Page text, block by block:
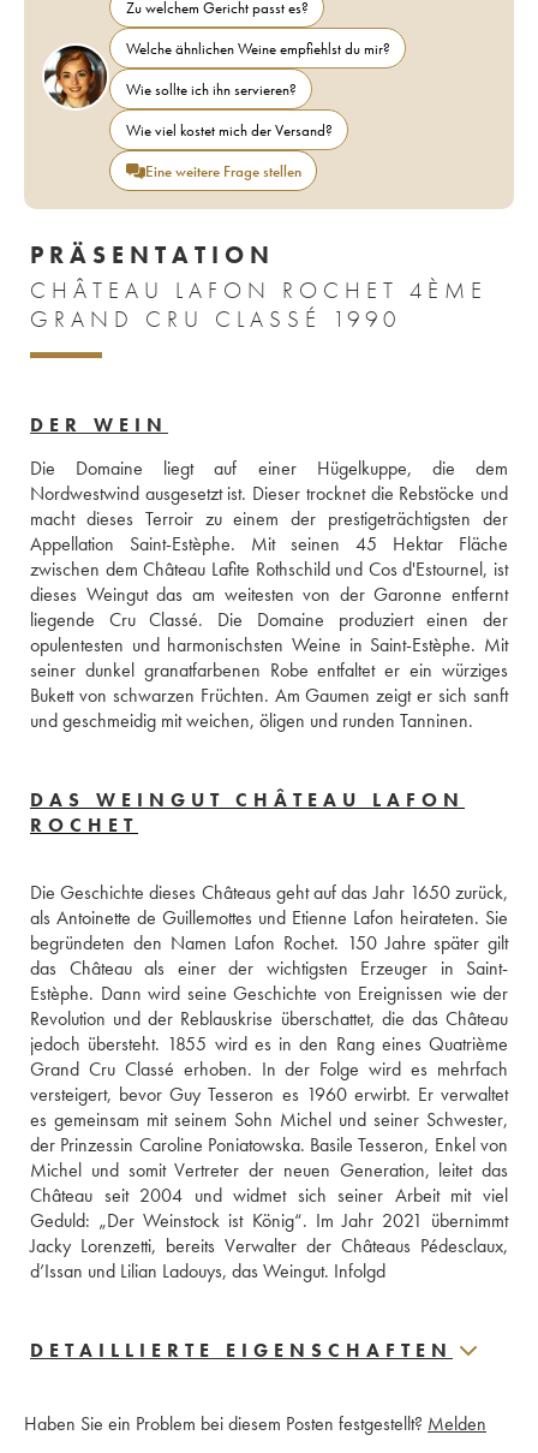
Zu welchem Gericht passt es?
Welche ähnlichen Weine empfiehlst du mir?
Wie sollte ich ihn servieren?
Wie viel kostet mich der Versand?
Eine weitere Frage stellen
PRÄSENTATION
CHÂTEAU LAFON ROCHET 4ÈME
GRAND CRU CLASSÉ 1990
DER WEIN
Die Domaine liegt auf einer Hügelkuppe, die dem
Nordwestwind ausgesetzt ist. Dieser trocknet die Rebstöcke und
macht dieses Terroir zu einem der prestigeträchtigsten der
Appellation Saint-Estèphe. Mit seinen 45 Hektar Fläche
zwischen dem Château Lafite Rothschild und Cos d'Estournel, ist
dieses Weingut das am weitesten von der Garonne entfernt
liegende Cru Classé. Die Domaine produziert einen der
opulentesten und harmonischsten Weine in Saint-Estèphe. Mit
seiner dunkel granatfarbenen Robe entfaltet er ein würziges
Bukett von schwarzen Früchten. Am Gaumen zeigt er sich sanft
und geschmeidig mit weichen, öligen und runden Tanninen.
DAS WEINGUT CHÂTEAU LAFON
ROCHET
Die Geschichte dieses Châteaus geht auf das Jahr 1650 zurück,
als Antoinette de Guillemottes und Etienne Lafon heirateten. Sie
begründeten den Namen Lafon Rochet. 150 Jahre später gilt
das Château als einer der wichtigsten Erzeuger in Saint-
Estèphe. Dann wird seine Geschichte von Ereignissen wie der
Revolution und der Reblauskrise überschattet, die das Château
jedoch übersteht. 1855 wird es in den Rang eines Quatrième
Grand Cru Classé erhoben. In der Folge wird es mehrfach
versteigert, bevor Guy Tesseron es 1960 erwirbt. Er verwaltet
es gemeinsam mit seinem Sohn Michel und seiner Schwester,
der Prinzessin Caroline Poniatowska. Basile Tesseron, Enkel von
Michel und somit Vertreter der neuen Generation, leitet das
Château seit 2004 und widmet sich seiner Arbeit mit viel
Geduld: „Der Weinstock ist König“. Im Jahr 2021 übernimmt
Jacky Lorenzetti, bereits Verwalter der Châteaus Pédesclaux,
d’Issan und Lilian Ladouys, das Weingut. Infolgd
DETAILLIERTE EIGENSCHAFTEN
Haben Sie ein Problem bei diesem Posten festgestellt? Melden